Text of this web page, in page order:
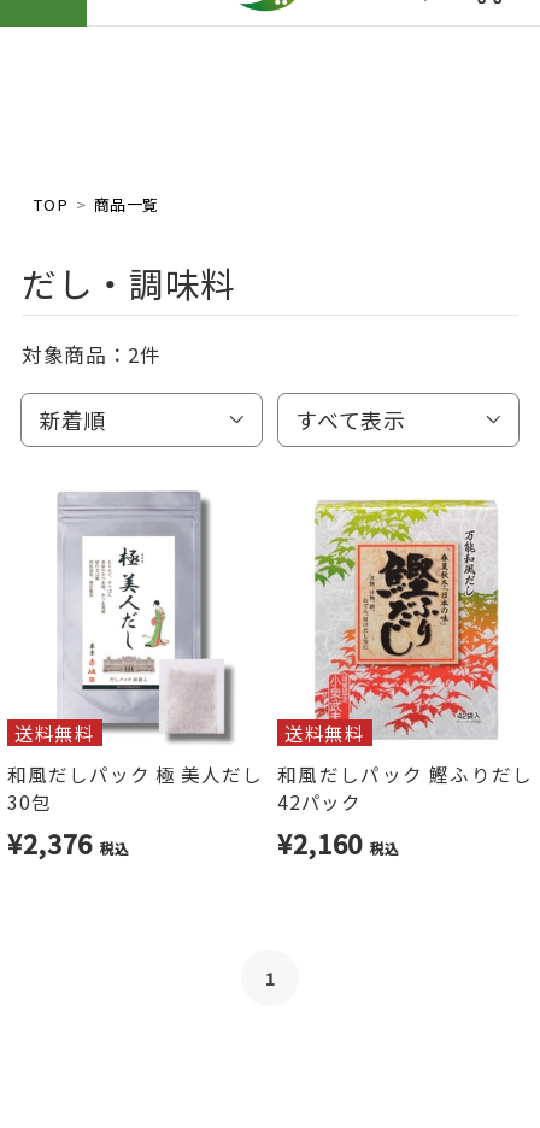
TOP 商品一覧
だし・調味料
対象商品： 2件
新着順 すべて表示
送料無料
和風だしパック 極 美人だし
30包
¥2,376 税込
送料無料
和風だしパック 鰹ふりだし
42パック
¥2,160 税込
1